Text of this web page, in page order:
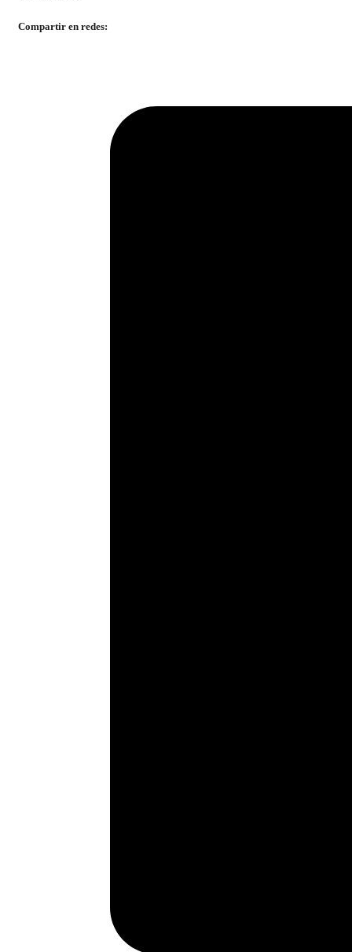
Compartir en redes: